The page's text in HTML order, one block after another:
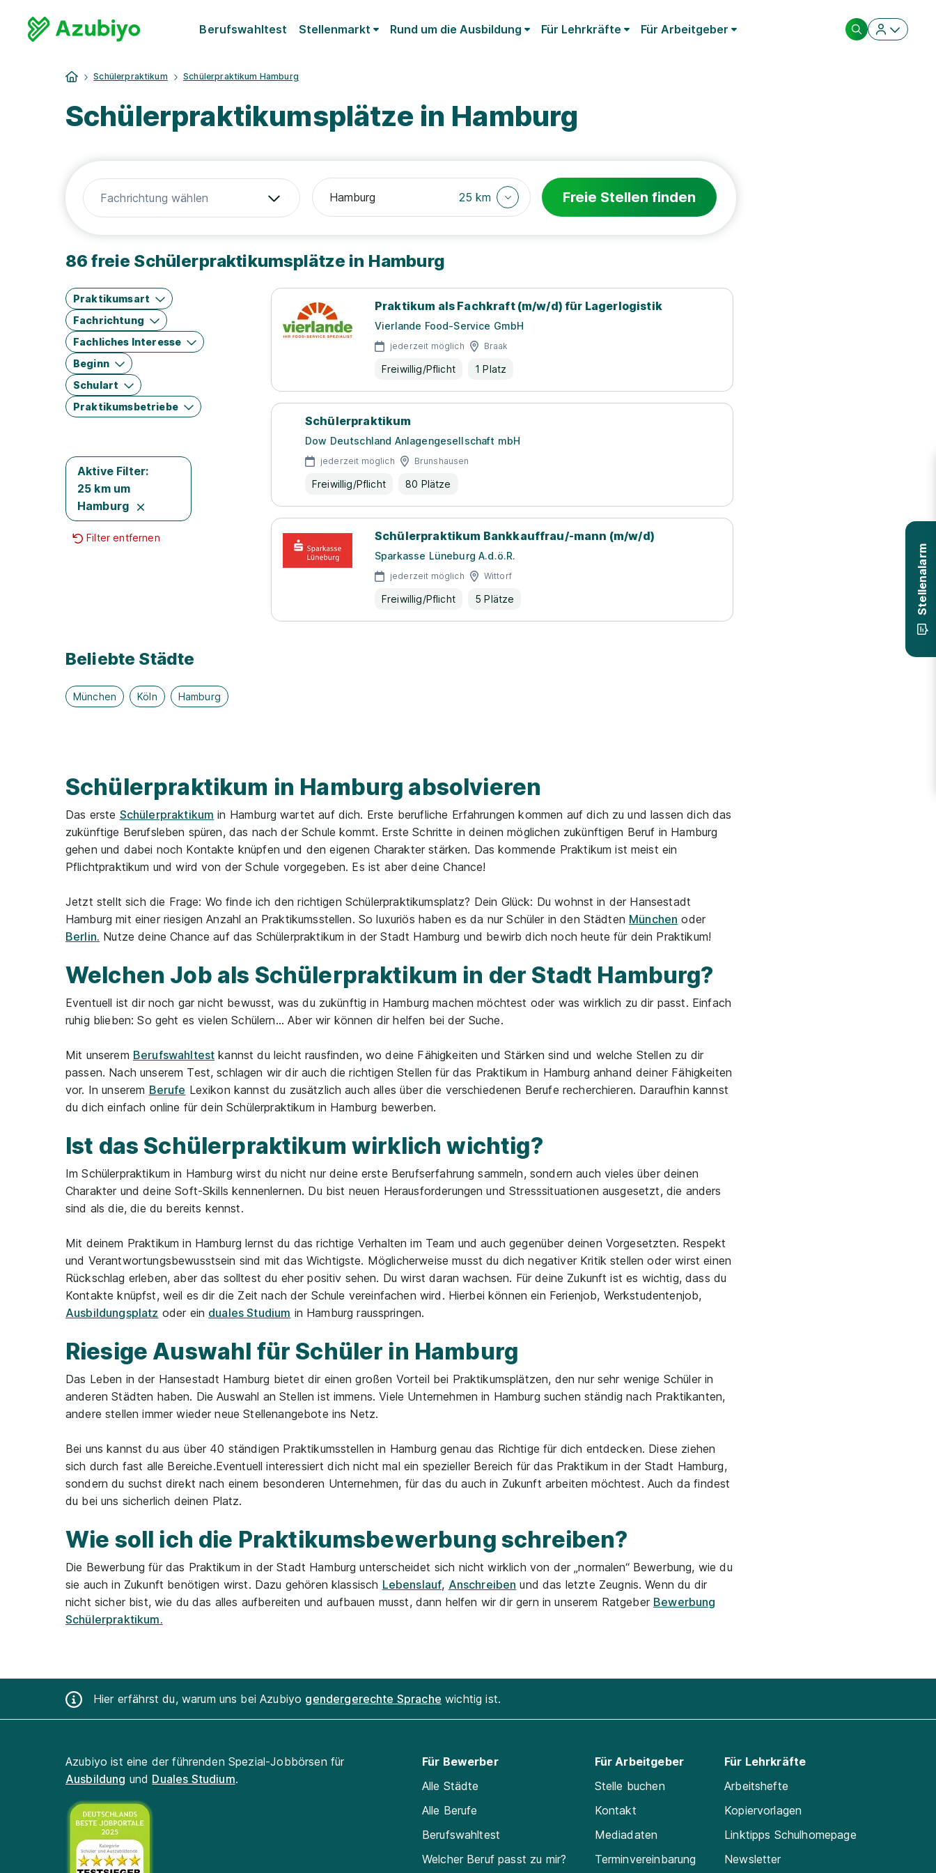
Berufswahltest Stellenmarkt Rund um die Ausbildung Für Lehrkräfte Für Arbeitgeber
Schülerpraktikum Schülerpraktikum Hamburg
Schülerpraktikumsplätze in Hamburg
Fachrichtung wählen 25 km Freie Stellen finden
86 freie Schülerpraktikumsplätze in Hamburg
Praktikumsart
Fachrichtung
Fachliches Interesse
Beginn
Schulart
Praktikumsbetriebe
Aktive Filter:
25 km um
Hamburg
Filter entfernen
Praktikum als Fachkraft (m/w/d) für Lagerlogistik
Vierlande Food-Service GmbH
jederzeit möglich Braak
Freiwillig/Pflicht 1 Platz
Schülerpraktikum
Dow Deutschland Anlagengesellschaft mbH
jederzeit möglich Brunshausen
Freiwillig/Pflicht 80 Plätze
Schülerpraktikum Bankkauffrau/-mann (m/w/d)
Sparkasse Lüneburg A.d.ö.R.
jederzeit möglich Wittorf
Freiwillig/Pflicht 5 Plätze
Beliebte Städte
München Köln Hamburg
Schülerpraktikum in Hamburg absolvieren
Das erste Schülerpraktikum in Hamburg wartet auf dich. Erste berufliche Erfahrungen kommen auf dich zu und lassen dich das
zukünftige Berufsleben spüren, das nach der Schule kommt. Erste Schritte in deinen möglichen zukünftigen Beruf in Hamburg
gehen und dabei noch Kontakte knüpfen und den eigenen Charakter stärken. Das kommende Praktikum ist meist ein
Pflichtpraktikum und wird von der Schule vorgegeben. Es ist aber deine Chance!
Jetzt stellt sich die Frage: Wo finde ich den richtigen Schülerpraktikumsplatz? Dein Glück: Du wohnst in der Hansestadt
Hamburg mit einer riesigen Anzahl an Praktikumsstellen. So luxuriös haben es da nur Schüler in den Städten München oder
Berlin. Nutze deine Chance auf das Schülerpraktikum in der Stadt Hamburg und bewirb dich noch heute für dein Praktikum!
Welchen Job als Schülerpraktikum in der Stadt Hamburg?
Eventuell ist dir noch gar nicht bewusst, was du zukünftig in Hamburg machen möchtest oder was wirklich zu dir passt. Einfach
ruhig blieben: So geht es vielen Schülern... Aber wir können dir helfen bei der Suche.
Mit unserem Berufswahltest kannst du leicht rausfinden, wo deine Fähigkeiten und Stärken sind und welche Stellen zu dir
passen. Nach unserem Test, schlagen wir dir auch die richtigen Stellen für das Praktikum in Hamburg anhand deiner Fähigkeiten
vor. In unserem Berufe Lexikon kannst du zusätzlich auch alles über die verschiedenen Berufe recherchieren. Daraufhin kannst
du dich einfach online für dein Schülerpraktikum in Hamburg bewerben.
Ist das Schülerpraktikum wirklich wichtig?
Im Schülerpraktikum in Hamburg wirst du nicht nur deine erste Berufserfahrung sammeln, sondern auch vieles über deinen
Charakter und deine Soft-Skills kennenlernen. Du bist neuen Herausforderungen und Stresssituationen ausgesetzt, die anders
sind als die, die du bereits kennst.
Mit deinem Praktikum in Hamburg lernst du das richtige Verhalten im Team und auch gegenüber deinen Vorgesetzten. Respekt
und Verantwortungsbewusstsein sind mit das Wichtigste. Möglicherweise musst du dich negativer Kritik stellen oder wirst einen
Rückschlag erleben, aber das solltest du eher positiv sehen. Du wirst daran wachsen. Für deine Zukunft ist es wichtig, dass du
Kontakte knüpfst, weil es dir die Zeit nach der Schule vereinfachen wird. Hierbei können ein Ferienjob, Werkstudentenjob,
Ausbildungsplatz oder ein duales Studium in Hamburg rausspringen.
Riesige Auswahl für Schüler in Hamburg
Das Leben in der Hansestadt Hamburg bietet dir einen großen Vorteil bei Praktikumsplätzen, den nur sehr wenige Schüler in
anderen Städten haben. Die Auswahl an Stellen ist immens. Viele Unternehmen in Hamburg suchen ständig nach Praktikanten,
andere stellen immer wieder neue Stellenangebote ins Netz.
Bei uns kannst du aus über 40 ständigen Praktikumsstellen in Hamburg genau das Richtige für dich entdecken. Diese ziehen
sich durch fast alle Bereiche.Eventuell interessiert dich nicht mal ein spezieller Bereich für das Praktikum in der Stadt Hamburg,
sondern du suchst direkt nach einem besonderen Unternehmen, für das du auch in Zukunft arbeiten möchtest. Auch da findest
du bei uns sicherlich deinen Platz.
Wie soll ich die Praktikumsbewerbung schreiben?
Die Bewerbung für das Praktikum in der Stadt Hamburg unterscheidet sich nicht wirklich von der „normalen“ Bewerbung, wie du
sie auch in Zukunft benötigen wirst. Dazu gehören klassisch Lebenslauf, Anschreiben und das letzte Zeugnis. Wenn du dir
nicht sicher bist, wie du das alles aufbereiten und aufbauen musst, dann helfen wir dir gern in unserem Ratgeber Bewerbung
Schülerpraktikum.
Hier erfährst du, warum uns bei Azubiyo gendergerechte Sprache wichtig ist.
Azubiyo ist eine der führenden Spezial-Jobbörsen für
Ausbildung und Duales Studium.
Für Bewerber
Alle Städte
Alle Berufe
Berufswahltest
Welcher Beruf passt zu mir?
Für Arbeitgeber
Stelle buchen
Kontakt
Mediadaten
Terminvereinbarung
Für Lehrkräfte
Arbeitshefte
Kopiervorlagen
Linktipps Schulhomepage
Newsletter
Stellenalarm